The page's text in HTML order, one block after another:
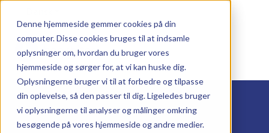
Denne hjemmeside gemmer cookies på din
computer. Disse cookies bruges til at indsamle
oplysninger om, hvordan du bruger vores
hjemmeside og sørger for, at vi kan huske dig.
Oplysningerne bruger vi til at forbedre og tilpasse
din oplevelse, så den passer til dig. Ligeledes bruger
vi oplysningerne til analyser og målinger omkring
besøgende på vores hjemmeside og andre medier.